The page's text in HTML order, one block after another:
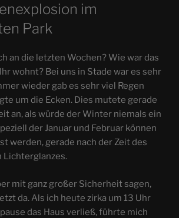
im
Park
an die letzten Wochen? Wie war das
wohnt? Bei uns in Stade war es sehr
wieder gab es sehr viel Regen
um die Ecken. Dies mutete gerade
an, als würde der Winter niemals ein
der Januar und Februar können
werden, gerade nach der Zeit des
Lichterglanzes.
mit ganz großer Sicherheit sagen,
da. Als ich heute zirka um 13 Uhr
das Haus verließ, führte mich